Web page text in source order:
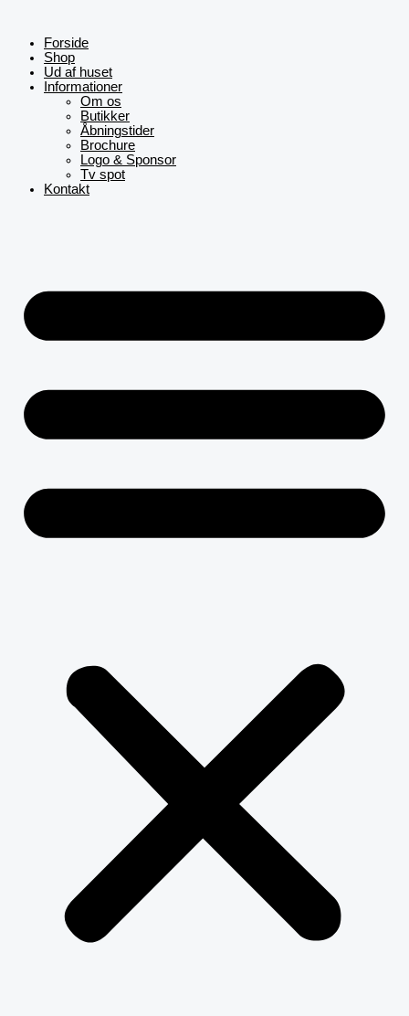
indholdetForside
Shop
Ud af huset
Informationer
Om os
Butikker
Åbningstider
Brochure
Logo & Sponsor
Tv spot
Kontakt